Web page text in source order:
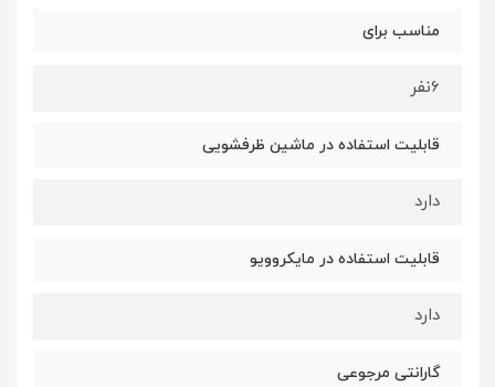
مناسب برای
6نفر
قابلیت استفاده در ماشین ظرفشویی
دارد
قابلیت استفاده در مایکروویو
دارد
گارانتی مرجوعی